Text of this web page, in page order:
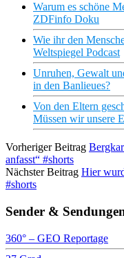
Warum es schöne
ZDFinfo Doku
Wie ihr den
Weltspiegel Podcast
Unruhen, Gewalt
in den Banlieues?
Von den Eltern
Müssen wir unsere
Vorheriger Beitrag
anfasst“ #shorts
Nächster Beitrag Hier
#shorts
Sender &
360° – GEO Reportage